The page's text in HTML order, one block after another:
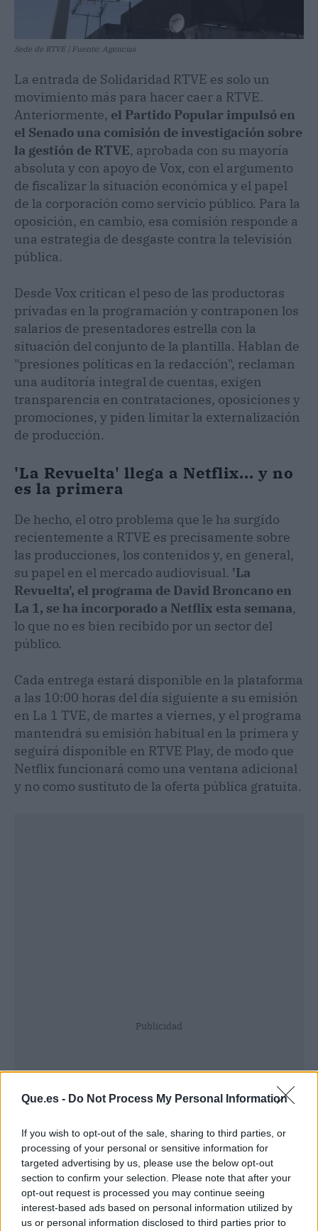
Que.es - Do Not Process My Personal Information
If you wish to opt-out of the sale, sharing to third parties, or
processing of your personal or sensitive information for
targeted advertising by us, please use the below opt-out
section to confirm your selection. Please note that after your
opt-out request is processed you may continue seeing
interest-based ads based on personal information utilized by
us or personal information disclosed to third parties prior to
Sede de RTVE | Fuente: Agencias
La entrada de Solidaridad RTVE es solo un
movimiento más para hacer caer a RTVE.
Anteriormente, el Partido Popular impulsó en
el Senado una comisión de investigación sobre
la gestión de RTVE, aprobada con su mayoría
absoluta y con apoyo de Vox, con el argumento
de fiscalizar la situación económica y el papel
de la corporación como servicio público. Para la
oposición, en cambio, esa comisión responde a
una estrategia de desgaste contra la televisión
pública.
Desde Vox critican el peso de las productoras
privadas en la programación y contraponen los
salarios de presentadores estrella con la
situación del conjunto de la plantilla. Hablan de
"presiones políticas en la redacción", reclaman
una auditoría integral de cuentas, exigen
transparencia en contrataciones, oposiciones y
promociones, y piden limitar la externalización
de producción.
'La Revuelta' llega a Netflix... y no
es la primera
De hecho, el otro problema que le ha surgido
recientemente a RTVE es precisamente sobre
las producciones, los contenidos y, en general,
su papel en el mercado audiovisual. 'La
Revuelta', el programa de David Broncano en
La 1, se ha incorporado a Netflix esta semana,
lo que no es bien recibido por un sector del
público.
Cada entrega estará disponible en la plataforma
a las 10:00 horas del día siguiente a su emisión
en La 1 TVE, de martes a viernes, y el programa
mantendrá su emisión habitual en la primera y
seguirá disponible en RTVE Play, de modo que
Netflix funcionará como una ventana adicional
y no como sustituto de la oferta pública gratuita.
Publicidad